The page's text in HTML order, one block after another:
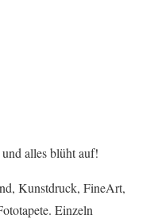
alles blüht auf!
Kunstdruck, FineArt,
Einzeln